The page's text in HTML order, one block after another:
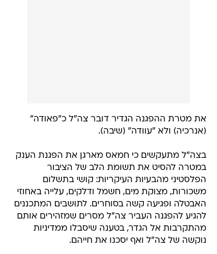
את מטרת ההפגנה הגדיר דובר צה"ל כ"פאודה"
(אנרכיה) ולא "עוודה" (שיבה).
בצה"ל מתעקשים כי חמאס מארגן את הפגנת הענק
במטרה להסיט את תשומת הלב של הציבור
הפלסטיני מהבעיות העיקריות: קושי בתשלום
משכורות, מצוקת מים, חשמל ודלקים, עלייה באחוזי
האבטלה ופגיעה קשה בסוחרים. לתושבים המתכננים
להגיע להפגנה העביר צה"ל מסרים שמזהירים אותם
מהתקרבות אל הגדר, בטענה שיסבלו ממדיניות
נוקשה של צה"ל ואף יסכנו את חייהם.